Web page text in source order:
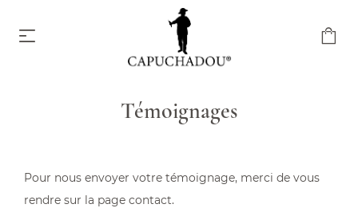
Capuchadou® 10 cm
Témoignages
Pour nous envoyer votre témoignage, merci de vous
rendre sur la page contact.